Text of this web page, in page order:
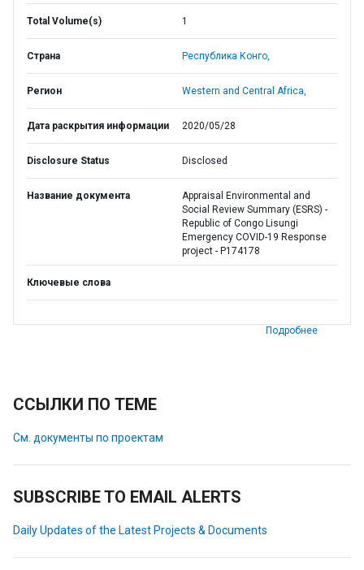
Total Volume(s) 1
Страна Республика Конго,
Регион Western and Central Africa,
Дата раскрытия информации 2020/05/28
Disclosure Status Disclosed
Название документа
Appraisal Environmental and
Social Review Summary (ESRS) -
Republic of Congo Lisungi
Emergency COVID-19 Response
project - P174178
Ключевые слова
Подробнее
ССЫЛКИ ПО ТЕМЕ
См. документы по проектам
SUBSCRIBE TO EMAIL ALERTS
Daily Updates of the Latest Projects & Documents